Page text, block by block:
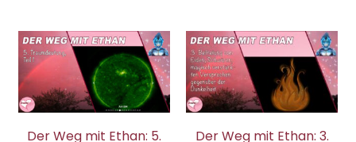
Der Weg mit Ethan: 5.
Der Weg mit Ethan: 3.